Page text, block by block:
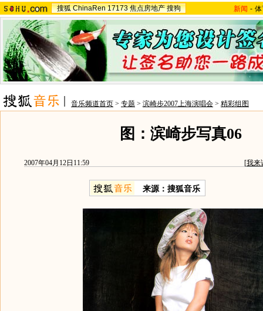
搜狐 ChinaRen 17173 焦点房地产 搜狗 新闻 -
音乐频道首页 > 专题 > 滨崎步2007上海演唱会 > 精彩组图
图：滨崎步写真06
2007年04月12日11:59 [我来
来源：搜狐音乐